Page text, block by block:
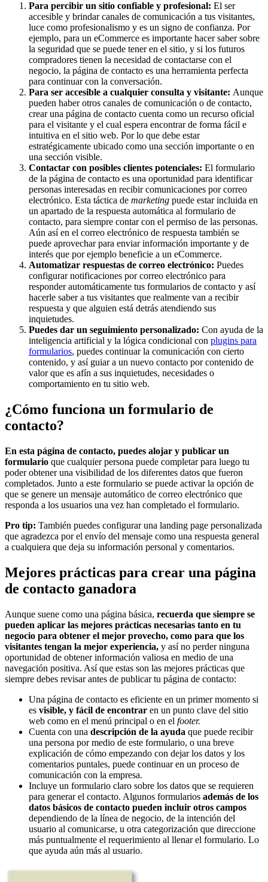
Para percibir un sitio confiable y profesional: El ser
accesible y brindar canales de comunicación a tus visitantes,
luce como profesionalismo y es un signo de confianza. Por
ejemplo, para un eCommerce es importante hacer saber sobre
la seguridad que se puede tener en el sitio, y si los futuros
compradores tienen la necesidad de contactarse con el
negocio, la página de contacto es una herramienta perfecta
para continuar con la conversación.
Para ser accesible a cualquier consulta y visitante: Aunque
pueden haber otros canales de comunicación o de contacto,
crear una página de contacto cuenta como un recurso oficial
para el visitante y el cual espera encontrar de forma fácil e
intuitiva en el sitio web. Por lo que debe estar
estratégicamente ubicado como una sección importante o en
una sección visible.
Contactar con posibles clientes potenciales: El formulario
de la página de contacto es una oportunidad para identificar
personas interesadas en recibir comunicaciones por correo
electrónico. Esta táctica de marketing puede estar incluida en
un apartado de la respuesta automática al formulario de
contacto, para siempre contar con el permiso de las personas.
Aún así en el correo electrónico de respuesta también se
puede aprovechar para enviar información importante y de
interés que por ejemplo beneficie a un eCommerce.
Automatizar respuestas de correo electrónico: Puedes
configurar notificaciones por correo electrónico para
responder automáticamente tus formularios de contacto y así
hacerle saber a tus visitantes que realmente van a recibir
respuesta y que alguien está detrás atendiendo sus
inquietudes.
Puedes dar un seguimiento personalizado: Con ayuda de la
inteligencia artificial y la lógica condicional con plugins para
formularios, puedes continuar la comunicación con cierto
contenido, y así guiar a un nuevo contacto por contenido de
valor que es afín a sus inquietudes, necesidades o
comportamiento en tu sitio web.
¿Cómo funciona un formulario de
contacto?
En esta página de contacto, puedes alojar y publicar un
formulario que cualquier persona puede completar para luego tu
poder obtener una visibilidad de los diferentes datos que fueron
completados. Junto a este formulario se puede activar la opción de
que se genere un mensaje automático de correo electrónico que
responda a los usuarios una vez han completado el formulario.
Pro tip: También puedes configurar una landing page personalizada
que agradezca por el envío del mensaje como una respuesta general
a cualquiera que deja su información personal y comentarios.
Mejores prácticas para crear una página
de contacto ganadora
Aunque suene como una página básica, recuerda que siempre se
pueden aplicar las mejores prácticas necesarias tanto en tu
negocio para obtener el mejor provecho, como para que los
visitantes tengan la mejor experiencia, y así no perder ninguna
oportunidad de obtener información valiosa en medio de una
navegación positiva. Así que estas son las mejores prácticas que
siempre debes revisar antes de publicar tu página de contacto:
Una página de contacto es eficiente en un primer momento si
es visible, y fácil de encontrar en un punto clave del sitio
web como en el menú principal o en el footer.
Cuenta con una descripción de la ayuda que puede recibir
una persona por medio de este formulario, o una breve
explicación de cómo empezando con dejar los datos y los
comentarios puntales, puede continuar en un proceso de
comunicación con la empresa.
Incluye un formulario claro sobre los datos que se requieren
para generar el contacto. Algunos formularios además de los
datos básicos de contacto pueden incluir otros campos
dependiendo de la línea de negocio, de la intención del
usuario al comunicarse, u otra categorización que direccione
más puntualmente el requerimiento al llenar el formulario. Lo
que ayuda aún más al usuario.